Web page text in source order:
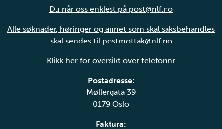
Du når oss enklest på post@nlf.no
Alle søknader, høringer og annet som skal saksbehandles
skal sendes til postmottak@nlf.no
Klikk her for oversikt over telefonnr
Postadresse:
Møllergata 39
0179 Oslo
Faktura: